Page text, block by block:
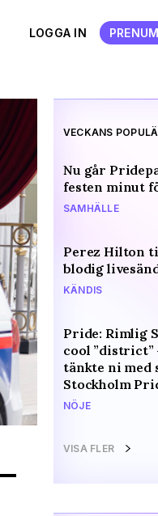
LOGGA IN
VECKANS
Nu går
festen minut
SAMHÄLLE
Perez Hilton
blodig
KÄNDIS
Pride: Rimlig
cool ”district”
tänkte ni med
Stockholm
NÖJE
VISA FLER